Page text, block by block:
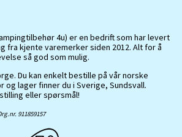
4u) er en bedrift som har levert
fra kjente varemerker siden 2012. Alt for å
så god som mulig.
Du kan enkelt bestille på vår norske
og lager finner du i Sverige, Sundsvall.
eller spørsmål!
911859157